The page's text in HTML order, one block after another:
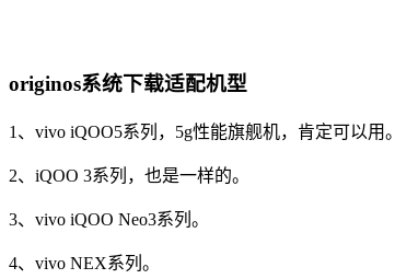
originos系统下载适配机型
1、vivo iQOO5系列，5g性能旗舰机，肯定可以用。
2、iQOO 3系列，也是一样的。
3、vivo iQOO Neo3系列。
4、vivo NEX系列。